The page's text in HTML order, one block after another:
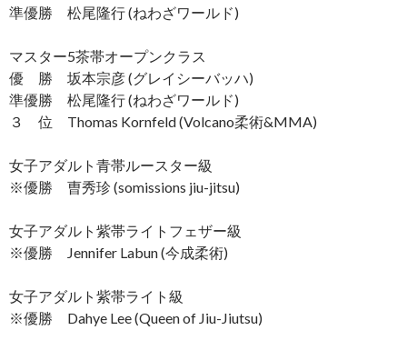
準優勝 松尾隆行 (ねわざワールド)
マスター5茶帯オープンクラス
優 勝 坂本宗彦 (グレイシーバッハ)
準優勝 松尾隆行 (ねわざワールド)
３ 位 Thomas Kornfeld (Volcano柔術&MMA)
女子アダルト青帯ルースター級
※優勝 曺秀珍 (somissions jiu-jitsu)
女子アダルト紫帯ライトフェザー級
※優勝 Jennifer Labun (今成柔術)
女子アダルト紫帯ライト級
※優勝 Dahye Lee (Queen of Jiu-Jiutsu)